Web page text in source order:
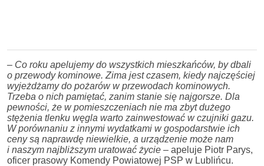
– Co roku apelujemy do wszystkich mieszkańców, by dbali
o przewody kominowe. Zima jest czasem, kiedy najczęściej
wyjeżdżamy do pożarów w przewodach kominowych.
Trzeba o nich pamiętać, zanim stanie się najgorsze. Dla
pewności, że w pomieszczeniach nie ma zbyt dużego
stężenia tlenku węgla warto zainwestować w czujniki gazu.
W porównaniu z innymi wydatkami w gospodarstwie ich
ceny są naprawdę niewielkie, a urządzenie może nam
i naszym najbliższym uratować życie – apeluje Piotr Parys,
oficer prasowy Komendy Powiatowej PSP w Lublińcu.